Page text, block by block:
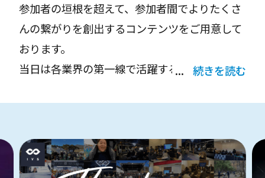
参加者の垣根を超えて、参加者間でよりたくさ
んの繋がりを創出するコンテンツをご用意して
おります。
当日は各業界の第一線で活躍する起業家・投資
会やスタートアップの登竜門と呼ばれるピッチ
コンテスト「IVS LAUNCHPAD」など、IVSで
続きを読む